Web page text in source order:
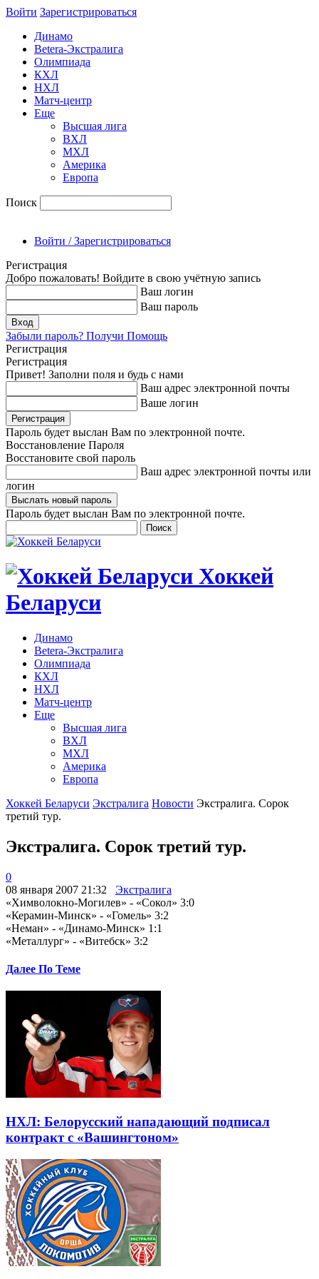
Войти Зарегиcтрироваться
Динамо
Betera-Экстралига
Олимпиада
КХЛ
НХЛ
Матч-центр
Еще
Высшая лига
ВХЛ
МХЛ
Америка
Европа
Поиск
Войти / Зарегистрироваться
Регистрация
Добро пожаловать! Войдите в свою учётную запись
Ваш логин
Ваш пароль
Забыли пароль? Получи Помощь
Регистрация
Регистрация
Привет! Заполни поля и будь с нами
Ваш адрес электронной почты
Ваше логин
Пароль будет выслан Вам по электронной почте.
Восстановление Пароля
Восстановите свой пароль
Ваш адрес электронной почты или
логин
Пароль будет выслан Вам по электронной почте.
Хоккей
Беларуси
Динамо
Betera-Экстралига
Олимпиада
КХЛ
НХЛ
Матч-центр
Еще
Высшая лига
ВХЛ
МХЛ
Америка
Европа
Хоккей Беларуси Экстралига Новости Экстралига. Сорок
третий тур.
Экстралига. Сорок третий тур.
0
08 января 2007 21:32
Экстралига
«Химволокно-Могилев» - «Сокол» 3:0
«Керамин-Минск» - «Гомель» 3:2
«Неман» - «Динамо-Минск» 1:1
«Металлург» - «Витебск» 3:2
Далее По Теме
НХЛ: Белорусский нападающий подписал
контракт с «Вашингтоном»